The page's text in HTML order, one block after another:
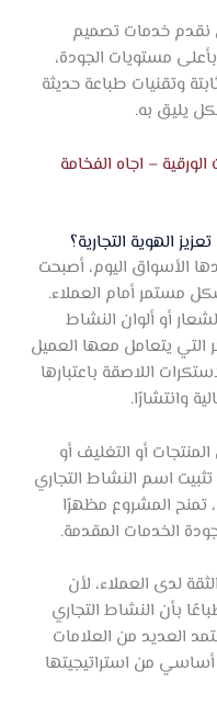
نقدم خدمات تصميم
مستويات الجودة،
وتقنيات طباعة حديثة
يليق به.
– اجاه الفخامة
الهوية التجارية؟
الأسواق اليوم، أصبحت
مستمر أمام العملاء.
أو ألوان النشاط
يتعامل معها العميل
اللاصقة باعتبارها
وانتشارًا.
أو التغليف أو
اسم النشاط التجاري
تمنح المشروع مظهرًا
الخدمات المقدمة.
لدى العملاء، لأن
بأن النشاط التجاري
العديد من العلامات
أساسي من استراتيجيتها